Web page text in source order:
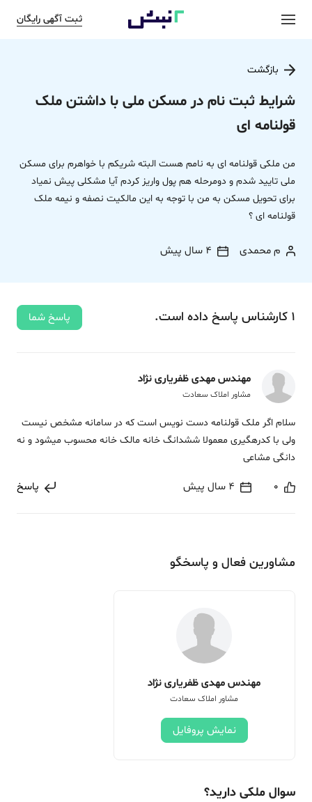
ثبت آگهی رایگان
بازگشت
شرایط ثبت نام در مسکن ملی با داشتن ملک
قولنامه ای
من ملکی قولنامه ای به نامم هست البته شریکم با خواهرم برای مسکن
ملی تایید شدم و دومرحله هم پول واریز کردم آیا مشکلی پیش نمیاد
برای تحویل مسکن به من با توجه به این مالکیت نصفه و نیمه ملک
قولنامه ای ؟
م محمدی 4 سال پیش
1 کارشناس پاسخ داده‌ است. پاسخ شما
مهندس مهدی ظفریاری نژاد
مشاور املاک سعادت
سلام اگر ملک قولنامه دست نویس است که در سامانه مشخص نیست
ولی با کدرهگیری معمولا ششدانگ خانه مالک خانه محسوب میشود و نه
دانگی مشاعی
0 4 سال پیش پاسخ
مشاورین فعال و پاسخگو
مهندس مهدی ظفریاری نژاد
مشاور املاک سعادت
نمایش پروفایل
سوال ملکی دارید؟